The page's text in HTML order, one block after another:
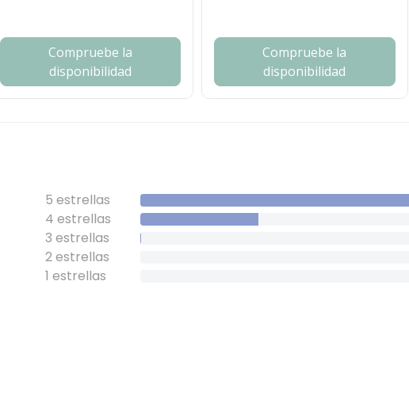
Compruebe la
disponibilidad
Compruebe la
disponibilidad
5 estrellas
4 estrellas
3 estrellas
2 estrellas
1 estrellas